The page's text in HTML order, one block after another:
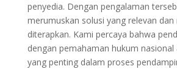
penyedia. Dengan pengalaman
merumuskan solusi yang relevan dan
diterapkan. Kami percaya bahwa
dengan pemahaman hukum
yang penting dalam proses